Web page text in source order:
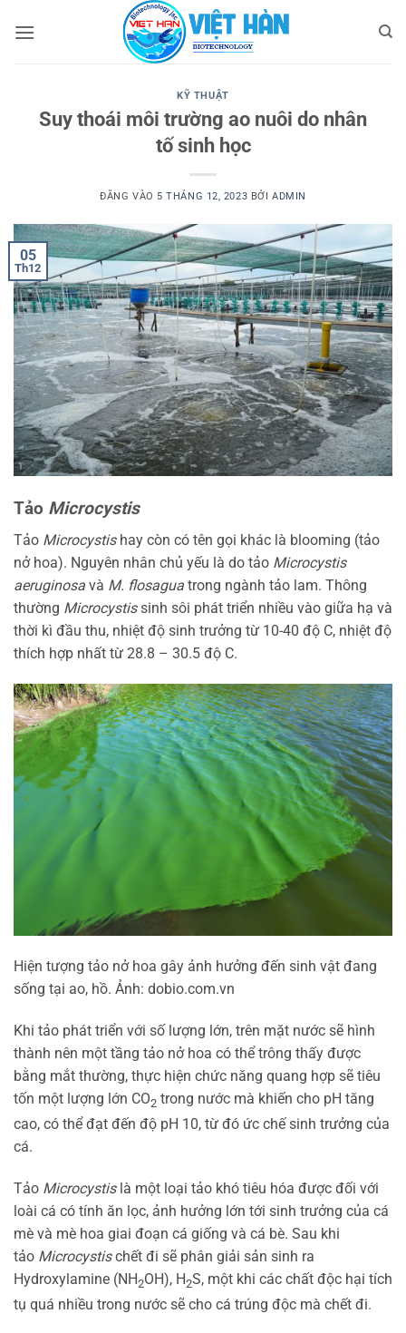
qua
KỸ THUẬT
Suy thoái môi trường ao nuôi do nhân
tố sinh học
ĐĂNG VÀO 5 THÁNG 12, 2023 BỞI ADMIN
05
Th12
Tảo Microcystis
Tảo Microcystis hay còn có tên gọi khác là blooming (tảo
nở hoa). Nguyên nhân chủ yếu là do tảo Microcystis
aeruginosa và M. flosagua trong ngành tảo lam. Thông
thường Microcystissinh sôi phát triển nhiều vào giữa hạ và
thời kì đầu thu, nhiệt độ sinh trưởng từ 10-40 độ C, nhiệt độ
thích hợp nhất từ 28.8 – 30.5 độ C.
Hiện tượng tảo nở hoa gây ảnh hưởng đến sinh vật đang
sống tại ao, hồ. Ảnh: dobio.com.vn
Khi tảo phát triển với số lượng lớn, trên mặt nước sẽ hình
thành nên một tầng tảo nở hoa có thể trông thấy được
bằng mắt thường, thực hiện chức năng quang hợp sẽ tiêu
tốn một lượng lớn CO2 trong nước mà khiến cho pH tăng
cao, có thể đạt đến độ pH 10, từ đó ức chế sinh trưởng của
cá.
Tảo Microcystislà một loại tảo khó tiêu hóa được đối với
loài cá có tính ăn lọc, ảnh hưởng lớn tới sinh trưởng của cá
mè và mè hoa giai đoạn cá giống và cá bè. Sau khi
tảo Microcystischết đi sẽ phân giải sản sinh ra
Hydroxylamine (NH2OH), H2S, một khi các chất độc hại tích
tụ quá nhiều trong nước sẽ cho cá trúng độc mà chết đi.